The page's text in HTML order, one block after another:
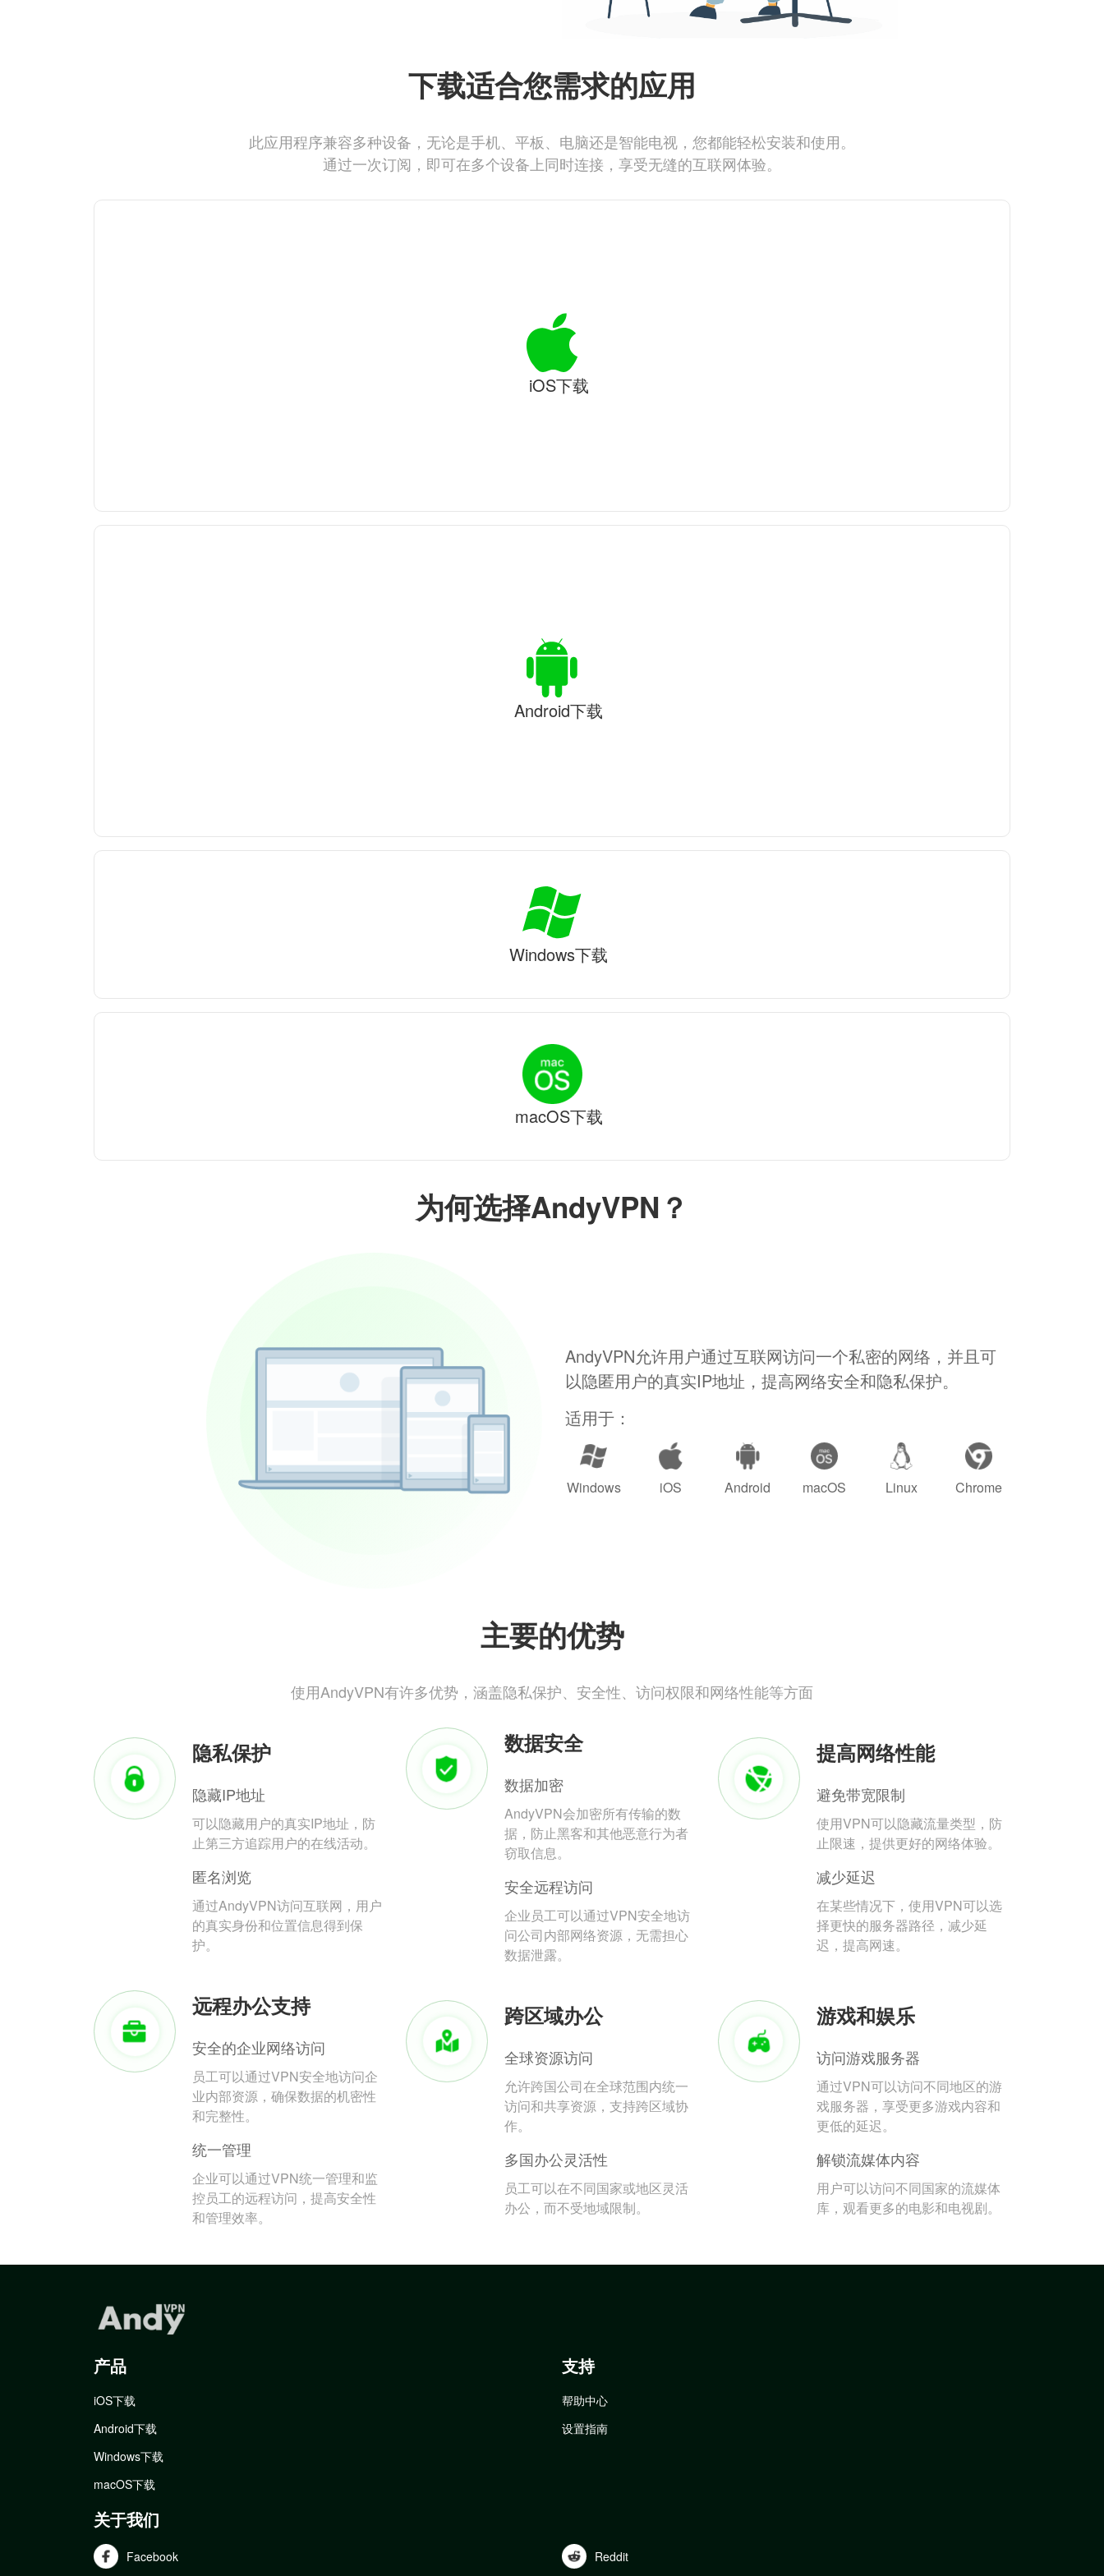
为何选择AndyVPN？
AndyVPN允许用户通过互联网访问一个私密的网络，并且可
以隐匿用户的真实IP地址，提高网络安全和隐私保护。
适用于：
Windows iOS Android macOS Linux Chrome
主要的优势
使用AndyVPN有许多优势，涵盖隐私保护、安全性、访问权限和网络性能等方面
隐私保护
隐藏IP地址
可以隐藏用户的真实IP地址，防
止第三方追踪用户的在线活动。
匿名浏览
通过AndyVPN访问互联网，用户
的真实身份和位置信息得到保
护。
数据安全
数据加密
AndyVPN会加密所有传输的数
据，防止黑客和其他恶意行为者
窃取信息。
安全远程访问
企业员工可以通过VPN安全地访
问公司内部网络资源，无需担心
数据泄露。
提高网络性能
避免带宽限制
使用VPN可以隐藏流量类型，防
止限速，提供更好的网络体验。
减少延迟
在某些情况下，使用VPN可以选
择更快的服务器路径，减少延
迟，提高网速。
远程办公支持
安全的企业网络访问
员工可以通过VPN安全地访问企
业内部资源，确保数据的机密性
和完整性。
统一管理
企业可以通过VPN统一管理和监
控员工的远程访问，提高安全性
和管理效率。
跨区域办公
全球资源访问
允许跨国公司在全球范围内统一
访问和共享资源，支持跨区域协
作。
多国办公灵活性
员工可以在不同国家或地区灵活
办公，而不受地域限制。
游戏和娱乐
访问游戏服务器
通过VPN可以访问不同地区的游
戏服务器，享受更多游戏内容和
更低的延迟。
解锁流媒体内容
用户可以访问不同国家的流媒体
库，观看更多的电影和电视剧。
下载适合您需求的应用
此应用程序兼容多种设备，无论是手机、平板、电脑还是智能电视，您都能轻松安装和使用。
通过一次订阅，即可在多个设备上同时连接，享受无缝的互联网体验。
iOS下载
Android下载
Windows下载
macOS下载
产品
iOS下载
Android下载
Windows下载
macOS下载
支持
帮助中心
设置指南
关于我们
Facebook Reddit